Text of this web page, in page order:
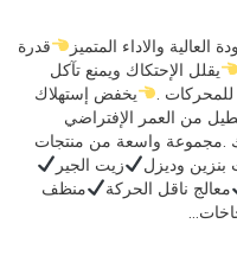
والاداء المتميز
قدرة
يقلل الإحتكاك ويمنع تآكل
.
يخفض إستهلاك
من العمر الإفتراضي
.مجموعة واسعة من منتجات
وديزل
زيت الجير
معالج ناقل الحركة
منظف